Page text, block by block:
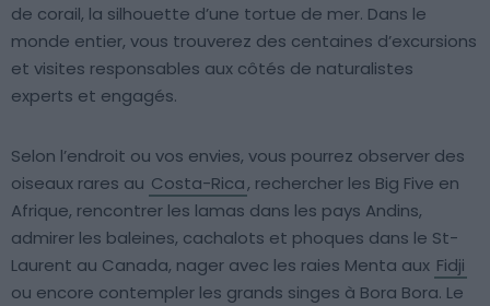
de corail, la silhouette d’une tortue de mer. Dans le
monde entier, vous trouverez des centaines d’excursions
et visites responsables aux côtés de naturalistes
experts et engagés.
Selon l’endroit ou vos envies, vous pourrez observer des
oiseaux rares au Costa-Rica, rechercher les Big Five en
Afrique, rencontrer les lamas dans les pays Andins,
admirer les baleines, cachalots et phoques dans le St-
Laurent au Canada, nager avec les raies Menta aux Fidji
ou encore contempler les grands singes à Bora Bora. Le